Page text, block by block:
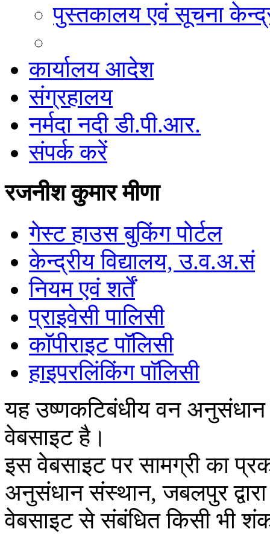
पुस्तकालय एवं सूचना
कार्यालय आदेश
संग्रहालय
नर्मदा नदी डी.पी.आर.
संपर्क करें
रजनीश कुमार मीणा
गेस्ट हाउस बुकिंग पोर्टल
केन्द्रीय विद्यालय, उ.व.अ.सं
नियम एवं शर्तें
प्राइवेसी पालिसी
काॅपीराइट पाॅलिसी
हाइपरलिंकिंग पाॅलिसी
यह उष्णकटिबंधीय वन
वेबसाइट है।
इस वेबसाइट पर सामग्री का
अनुसंधान संस्थान, जबलपुर
वेबसाइट से संबंधित किसी भी